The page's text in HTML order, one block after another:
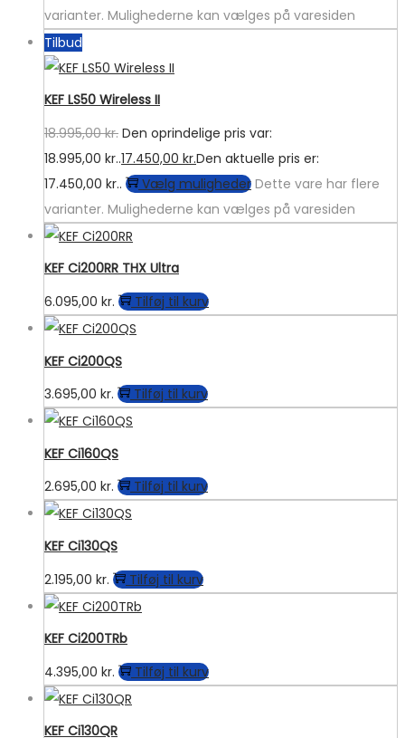
varianter. Mulighederne kan vælges på varesiden
Tilbud
KEF LS50 Wireless II
18.995,00kr. Den oprindelige pris var:
18.995,00 kr..17.450,00 kr.Den aktuelle pris er:
17.450,00 kr..
Vælg muligheder Dette vare har flere
varianter. Mulighederne kan vælges på varesiden
KEF Ci200RR THX Ultra
6.095,00 kr. Tilføj til kurv
KEF Ci200QS
3.695,00 kr. Tilføj til kurv
KEF Ci160QS
2.695,00 kr. Tilføj til kurv
KEF Ci130QS
2.195,00 kr. Tilføj til kurv
KEF Ci200TRb
4.395,00 kr. Tilføj til kurv
KEF Ci130QR